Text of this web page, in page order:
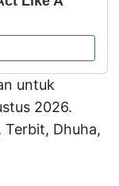
untuk
2026.
Terbit, Dhuha,